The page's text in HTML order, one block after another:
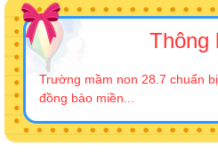
Thông
Trường mầm non 28.7 chuẩn
đồng bào miền...